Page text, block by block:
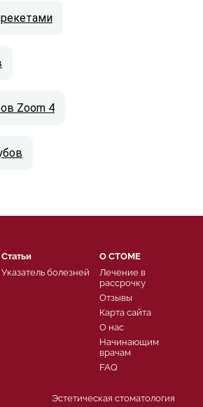
Zoom 4
Эстетическая стоматология
О СТОМЕ
Лечение в
рассрочку
Отзывы
Карта сайта
О нас
Начинающим
врачам
FAQ
Статьи
Указатель болезней